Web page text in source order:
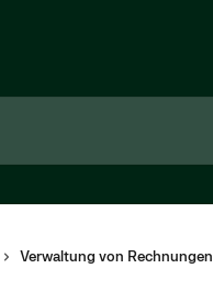
Verwaltung von Rechnungen